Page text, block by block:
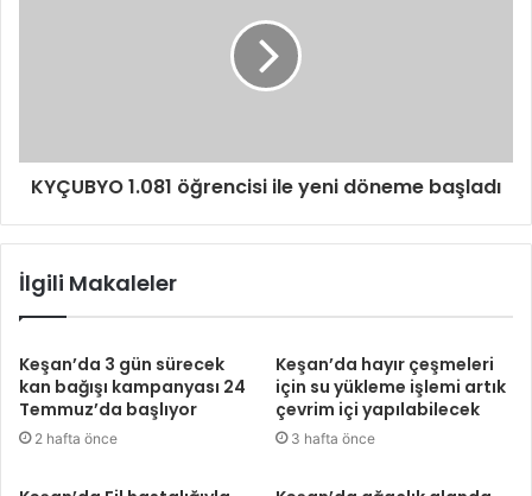
KYÇUBYO 1.081 öğrencisi ile yeni döneme başladı
İlgili Makaleler
Keşan’da 3 gün sürecek
kan bağışı kampanyası 24
Temmuz’da başlıyor
2 hafta önce
Keşan’da hayır çeşmeleri
için su yükleme işlemi artık
çevrim içi yapılabilecek
3 hafta önce